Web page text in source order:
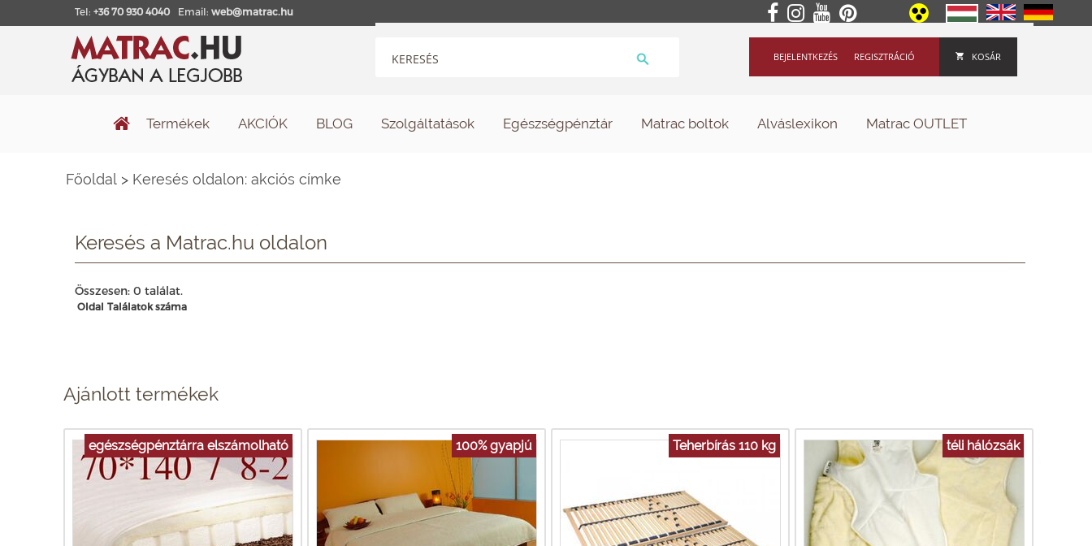
Tel: +36 70 930 4040 Email: web@matrac.hu
KOSÁR
REGISZTRÁCIÓ
BEJELENTKEZÉS
Termékek AKCIÓK BLOG Szolgáltatások Egészségpénztár Matrac boltok Alváslexikon Matrac OUTLET
Főoldal > Keresés oldalon: akciós címke
Keresés a Matrac.hu oldalon
Összesen: 0 találat.
Oldal Találatok száma
Ajánlott termékek
egészségpénztárra elszámolható 100% gyapjú Teherbírás 110 kg téli hálózsák